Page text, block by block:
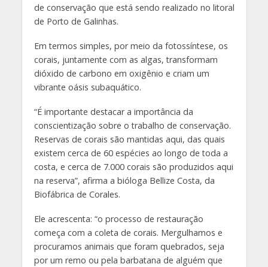
de conservação que está sendo realizado no litoral
de Porto de Galinhas.
Em termos simples, por meio da fotossíntese, os
corais, juntamente com as algas, transformam
dióxido de carbono em oxigênio e criam um
vibrante oásis subaquático.
“É importante destacar a importância da
conscientização sobre o trabalho de conservação.
Reservas de corais são mantidas aqui, das quais
existem cerca de 60 espécies ao longo de toda a
costa, e cerca de 7.000 corais são produzidos aqui
na reserva”, afirma a bióloga Bellize Costa, da
Biofábrica de Corales.
Ele acrescenta: “o processo de restauração
começa com a coleta de corais. Mergulhamos e
procuramos animais que foram quebrados, seja
por um remo ou pela barbatana de alguém que